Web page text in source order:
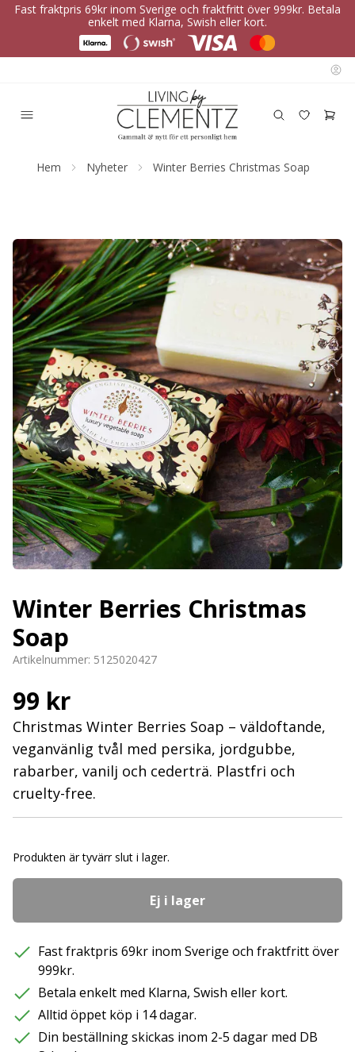
Fast fraktpris 69kr inom Sverige och fraktfritt över 999kr. Betala
enkelt med Klarna, Swish eller kort.
Hem Nyheter Winter Berries Christmas Soap
Winter Berries Christmas
Soap
Artikelnummer: 5125020427
99 kr
Christmas Winter Berries Soap – väldoftande,
veganvänlig tvål med persika, jordgubbe,
rabarber, vanilj och cederträ. Plastfri och
cruelty-free.
Produkten är tyvärr slut i lager.
Ej i lager
Fast fraktpris 69kr inom Sverige och fraktfritt över
999kr.
Betala enkelt med Klarna, Swish eller kort.
Alltid öppet köp i 14 dagar.
Din beställning skickas inom 2-5 dagar med DB